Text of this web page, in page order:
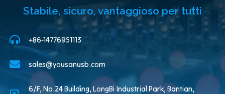
Stabile, sicuro, vantaggioso per tutti
+86-14776951113
sales@yousanusb.com
6/F, No.24 Building, LongBi Industrial Park, Bantian,